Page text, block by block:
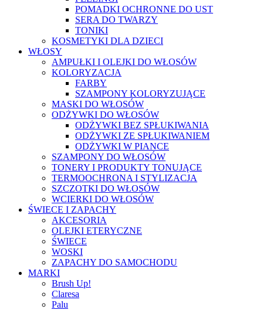
POMADKI OCHRONNE DO UST
SERA DO TWARZY
TONIKI
KOSMETYKI DLA DZIECI
WŁOSY
AMPUŁKI I OLEJKI DO WŁOSÓW
KOLORYZACJA
FARBY
SZAMPONY KOLORYZUJĄCE
MASKI DO WŁOSÓW
ODŻYWKI DO WŁOSÓW
ODŻYWKI BEZ SPŁUKIWANIA
ODŻYWKI ZE SPŁUKIWANIEM
ODŻYWKI W PIANCE
SZAMPONY DO WŁOSÓW
TONERY I PRODUKTY TONUJĄCE
TERMOOCHRONA I STYLIZACJA
SZCZOTKI DO WŁOSÓW
WCIERKI DO WŁOSÓW
ŚWIECE I ZAPACHY
AKCESORIA
OLEJKI ETERYCZNE
ŚWIECE
WOSKI
ZAPACHY DO SAMOCHODU
MARKI
Brush Up!
Claresa
Palu